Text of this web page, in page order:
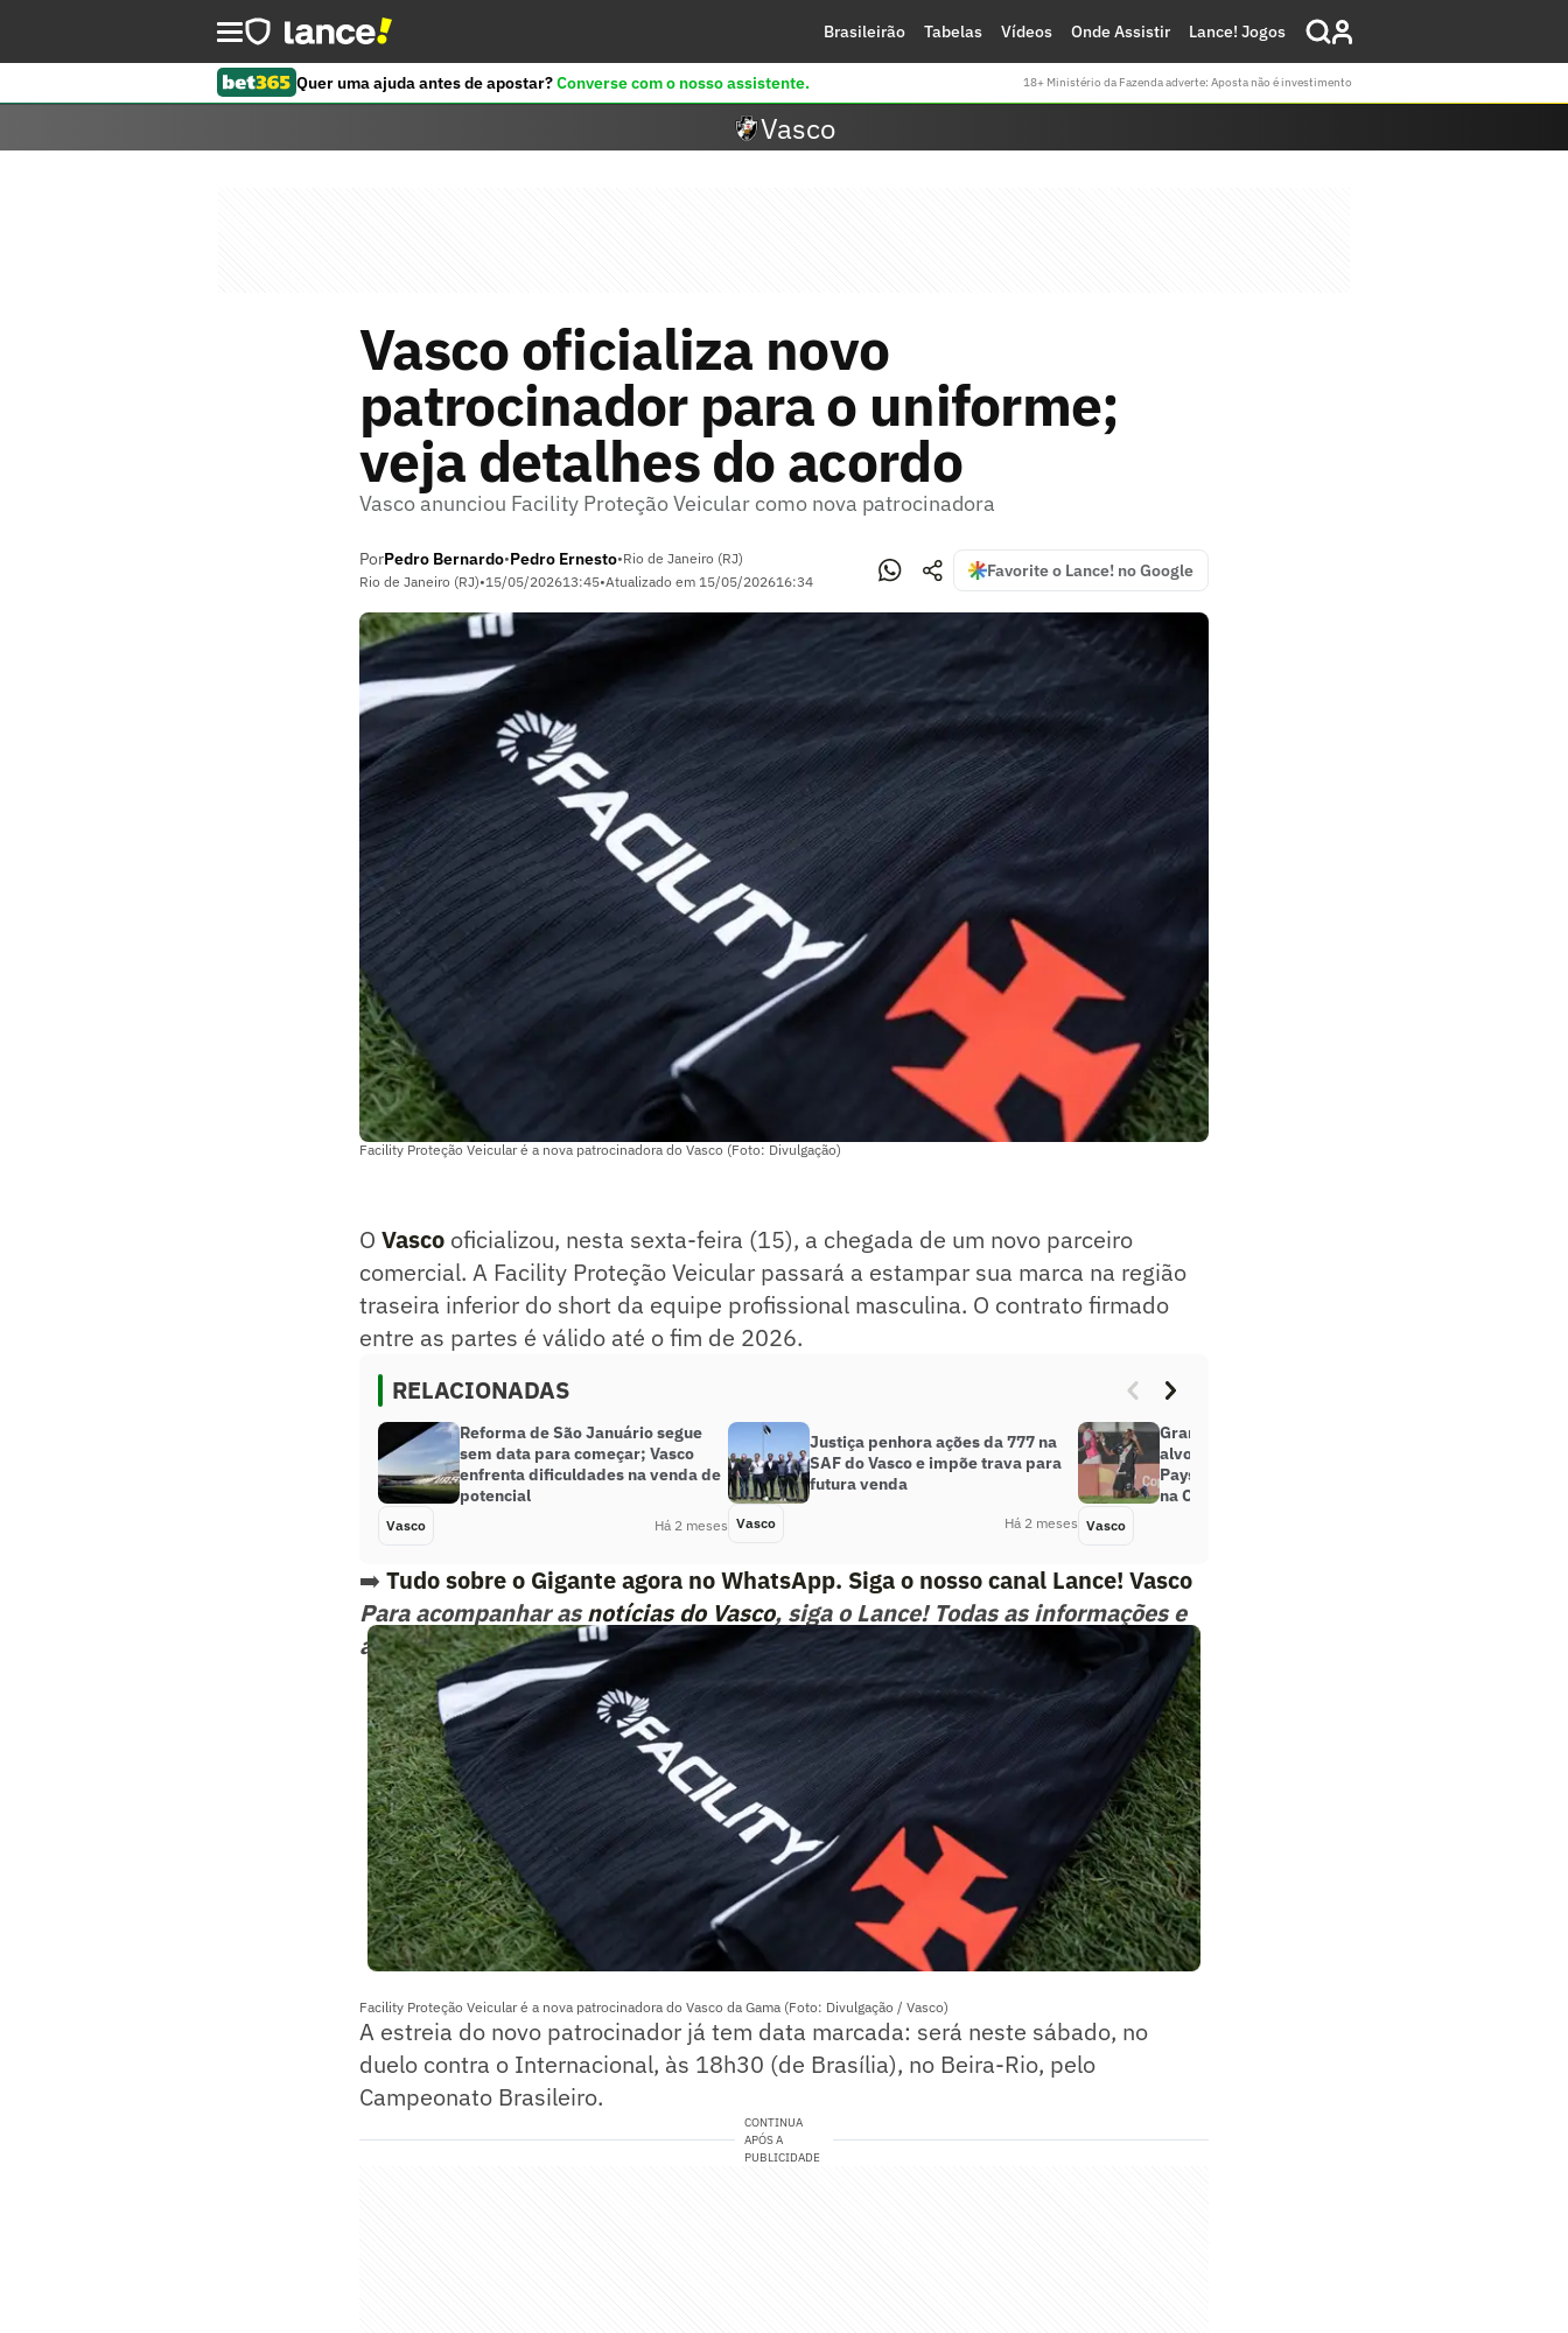
Brasileirão Tabelas Vídeos Onde Assistir Lance! Jogos
Quer uma ajuda antes de apostar?Converse com o nosso assistente. 18+ Ministério da Fazenda adverte: Aposta não é investimento
Vasco
Vasco oficializa novo
patrocinador para o uniforme;
veja detalhes do acordo
Vasco anunciou Facility Proteção Veicular como nova patrocinadora
PorPedro Bernardo•Pedro Ernesto•Rio de Janeiro (RJ)
Rio de Janeiro (RJ)•15/05/202613:45•Atualizado em 15/05/202616:34
Favorite o Lance! no Google
Facility Proteção Veicular é a nova patrocinadora do Vasco (Foto: Divulgação)
O Vasco oficializou, nesta sexta-feira (15), a chegada de um novo parceiro
comercial. A Facility Proteção Veicular passará a estampar sua marca na região
traseira inferior do short da equipe profissional masculina. O contrato firmado
entre as partes é válido até o fim de 2026.
RELACIONADAS
Reforma de São Januário segue
sem data para começar; Vasco
enfrenta dificuldades na venda de
potencial
Vasco Há 2 meses
Justiça penhora ações da 777 na
SAF do Vasco e impõe trava para
futura venda
Vasco Há 2 meses
Gramado de São Januário vira
alvo de críticas após Vasco x
Paysandu; manutenção será feita
na Copa
Vasco
➡️ Tudo sobre o Gigante agora no WhatsApp. Siga o nosso canal Lance! Vasco
Para acompanhar asnotícias do Vasco, siga o Lance! Todas as informações e
acontecimentos atualizados em tempo real
Facility Proteção Veicular é a nova patrocinadora do Vasco da Gama (Foto: Divulgação / Vasco)
A estreia do novo patrocinador já tem data marcada: será neste sábado, no
duelo contra o Internacional, às 18h30 (de Brasília), no Beira-Rio, pelo
Campeonato Brasileiro.
CONTINUA
APÓS A
PUBLICIDADE